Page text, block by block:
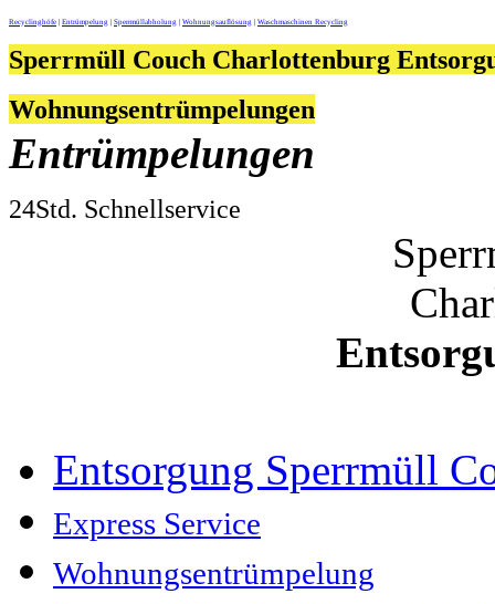
Recyclinghöfe Entrümpelung Sperrmüllabholung Wohnungsauflösung Waschmaschinen Recycling
Sperrmüll Couch Charlottenburg
Wohnungsentrümpelungen
Entrümpelungen
24Std. Schnellservice
Entsorgung Sperrmüll
Express Service
Wohnungsentrümpelung